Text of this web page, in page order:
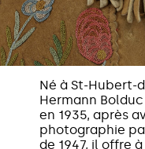
Né à St-Hubert-
Hermann
en 1935, après
photographie
de 1947, il offre